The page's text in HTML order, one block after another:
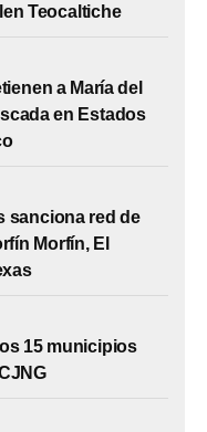
Teocaltiche
a María del
en Estados
sanciona red de
Morfín, El
15 municipios